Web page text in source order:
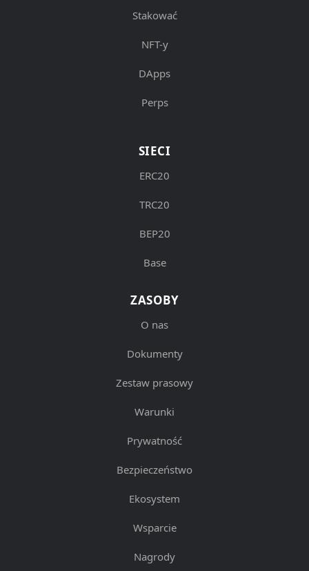
Stakować
NFT-y
DApps
Perps
SIECI
ERC20
TRC20
BEP20
Base
ZASOBY
O nas
Dokumenty
Zestaw prasowy
Warunki
Prywatność
Bezpieczeństwo
Ekosystem
Wsparcie
Nagrody